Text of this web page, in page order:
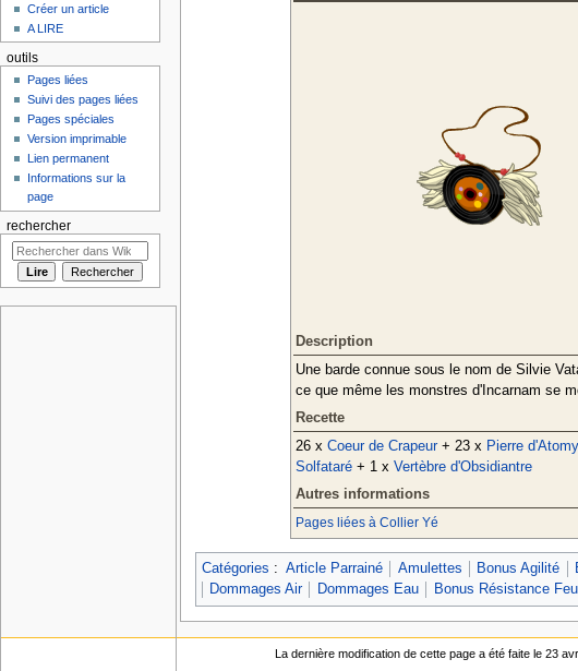
Description
Une barde connue sous le nom de Silvie
ce que même les monstres d'Incarnam se
Recette
26 x Coeur de Crapeur+ 23 x Pierre
Solfataré+ 1 x Vertèbre d'Obsidiantre
Autres informations
Pages liées à Collier Yé
Catégories : Article Parrainé Amulettes Bonus Agilité
Dommages Air
Dommages Eau Bonus Résistance Feu
Créer un article
A LIRE
outils
Pages liées
Suivi des pages liées
Pages spéciales
Version imprimable
Lien permanent
Informations sur la
page
rechercher
La dernière modification de cette page a été faite le 23